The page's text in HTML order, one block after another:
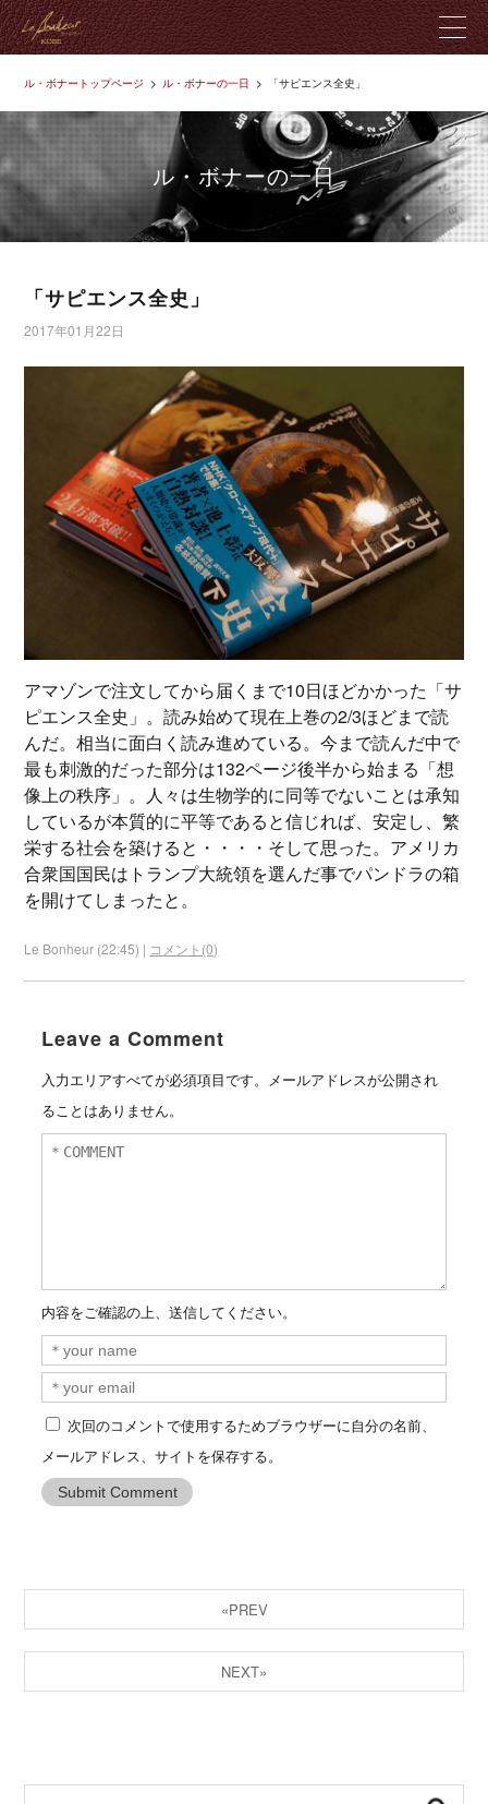
ル・ボナートップページ ル・ボナーの一日 「サピエンス全史」
ル・ボナーの一日
「サピエンス全史」
2017年01月22日
アマゾンで注文してから届くまで10日ほどかかった「サ
ピエンス全史」。読み始めて現在上巻の2/3ほどまで読
んだ。相当に面白く読み進めている。今まで読んだ中で
最も刺激的だった部分は132ページ後半から始まる「想
像上の秩序」。人々は生物学的に同等でないことは承知
しているが本質的に平等であると信じれば、安定し、繁
栄する社会を築けると・・・・そして思った。アメリカ
合衆国国民はトランプ大統領を選んだ事でパンドラの箱
を開けてしまったと。
Le Bonheur (22:45) | コメント(0)
Leave a Comment
入力エリアすべてが必須項目です。メールアドレスが公開され
ることはありません。
内容をご確認の上、送信してください。
次回のコメントで使用するためブラウザーに自分の名前、
メールアドレス、サイトを保存する。
«PREV
NEXT»
ル・ボナーとは
製品紹介
革のこだわり
お問い合わせ